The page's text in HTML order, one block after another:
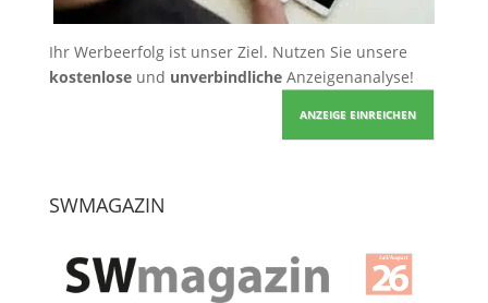
Ihr Werbeerfolg ist unser Ziel. Nutzen Sie unsere
kostenloseund unverbindlicheAnzeigenanalyse!
ANZEIGE EINREICHEN
SWMAGAZIN